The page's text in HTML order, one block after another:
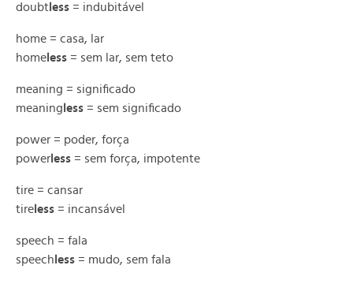
doubt less = indubitável
home = casa, lar
home less = sem lar, sem teto
meaning = significado
meaning less = sem significado
power = poder, força
power less = sem força, impotente
tire = cansar
tire less = incansável
speech = fala
speech less = mudo, sem fala